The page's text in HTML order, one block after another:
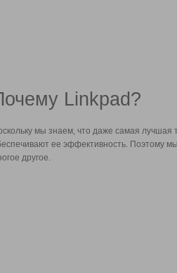
Linkpad?
мы знаем, что даже самая лучшая
ее эффективность. Поэтому
другое.